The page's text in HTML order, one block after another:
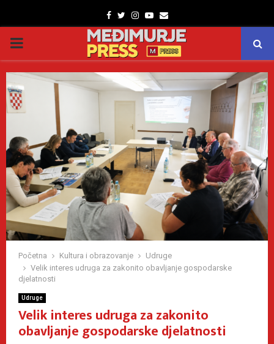
Facebook
TwitterInstagram
Youtube
Email
PRIMARY
MENU
Početna Kultura i obrazovanje
Udruge
Velik interes udruga za zakonito obavljanje gospodarske
djelatnosti
Udruge
Velik interes udruga za zakonito
obavljanje gospodarske djelatnosti